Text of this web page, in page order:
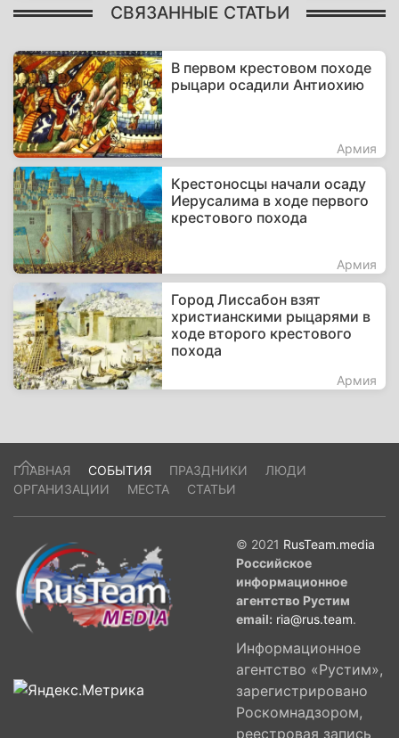
СВЯЗАННЫЕ СТАТЬИ
В первом крестовом походе
рыцари осадили Антиохию
Армия
Крестоносцы начали осаду
Иерусалима в ходе первого
крестового похода
Армия
Город Лиссабон взят
христианскими рыцарями в
ходе второго крестового
похода
Армия
ГЛАВНАЯ СОБЫТИЯ ПРАЗДНИКИ
ЛЮДИ
ОРГАНИЗАЦИИ
МЕСТА СТАТЬИ
© 2021 RusTeam.media
Российское
информационное
агентство Рустим
email: ria@rus.team.
Информационное
агентство «Рустим»,
зарегистрировано
Роскомнадзором,
реестровая запись